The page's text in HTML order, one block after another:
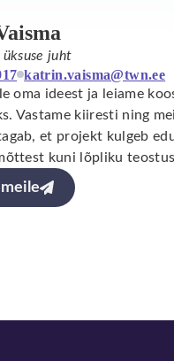
üksuse juht
katrin.vaisma@twn.ee
oma ideest ja leiame
Vastame kiiresti ning
et projekt kulgeb
kuni lõpliku